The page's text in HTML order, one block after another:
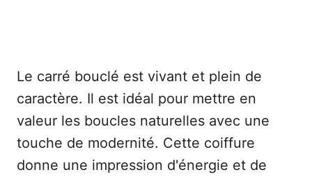
Le carré bouclé est vivant et plein de
caractère. Il est idéal pour mettre en
valeur les boucles naturelles avec une
touche de modernité. Cette coiffure
donne une impression d'énergie et de